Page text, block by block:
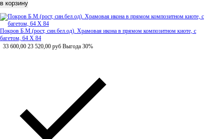
Покров Б.М.(рост, син.бел.од). Храмовая икона в прямом композитном киоте, с
багетом, 64 Х 84
33 600,00 23 520,00 руб Выгода 30%